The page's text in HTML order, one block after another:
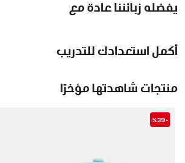
يفضله زبائننا عادة مع
أكمل استعدادك للتدريب
منتجات شاهدتها مؤخرًا
-%39